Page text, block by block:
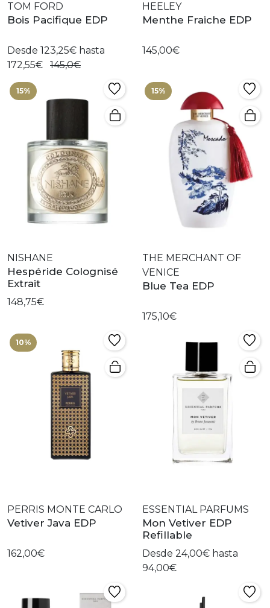
TOM FORD
Bois Pacifique EDP
Desde 123,25€ hasta
172,55€
145,0€
HEELEY
Menthe Fraiche EDP
145,00€
15%
NISHANE
Hespéride Colognisé
Extrait
148,75€
15%
THE MERCHANT OF
VENICE
Blue Tea EDP
175,10€
10%
PERRIS MONTE CARLO
Vetiver Java EDP
162,00€
ESSENTIAL PARFUMS
Mon Vetiver EDP
Refillable
Desde 24,00€ hasta
94,00€